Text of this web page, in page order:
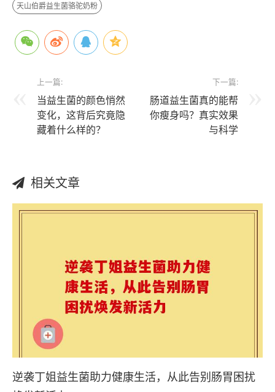
天山伯爵益生菌骆驼奶粉
上一篇:
当益生菌的颜色悄然
变化，这背后究竟隐
藏着什么样的？
下一篇:
肠道益生菌真的能帮
你瘦身吗？真实效果
与科学
相关文章
逆袭丁姐益生菌助力健康生活，从此告别肠胃困扰